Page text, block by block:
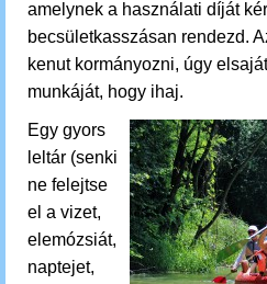
amelynek a használati díját
becsületkasszásan rendezd.
kenut kormányozni, úgy
munkáját, hogy ihaj.
Egy gyors
leltár (senki
ne felejtse
el a vizet,
elemózsiát,
naptejet,